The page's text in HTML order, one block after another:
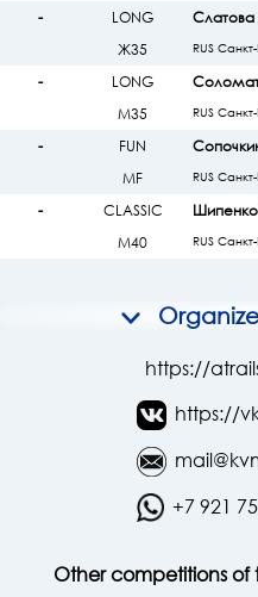
-
LONG
Ж35
Слатова
RUS
-
LONG
М35
RUS
-
FUN
МF
RUS
-
CLASSIC
М40
Шипенко
RUS
https://
https://
+7 921
Other competitions of